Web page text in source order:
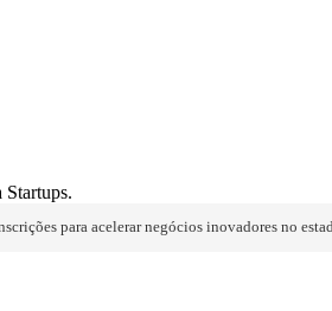
para acelerar negócios inovadores no